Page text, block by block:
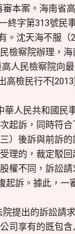
本案。海南省
終字第313號民
。沈天海不服（
檢察院辦理，
人民檢察院向
高檢民行不
人民共和國民
起訴，同時符
）後訴與前訴
理的，裁定駁
權不同，訴訟
起訴。據此，一
提出的訴訟請
司享有的既包